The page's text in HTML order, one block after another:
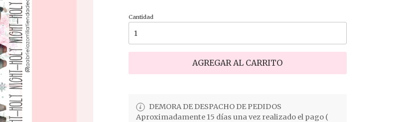
Cantidad
AGREGAR AL CARRITO
DEMORA DE DESPACHO DE PEDIDOS
Aproximadamente 15 días una vez realizado el pago (